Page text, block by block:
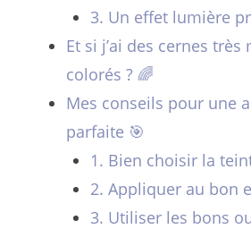
3. Un effet lumière
Et si j’ai des cernes très
colorés ? 🌈
Mes conseils pour une
parfaite 🎯
1. Bien choisir la
2. Appliquer au bon
3. Utiliser les bons